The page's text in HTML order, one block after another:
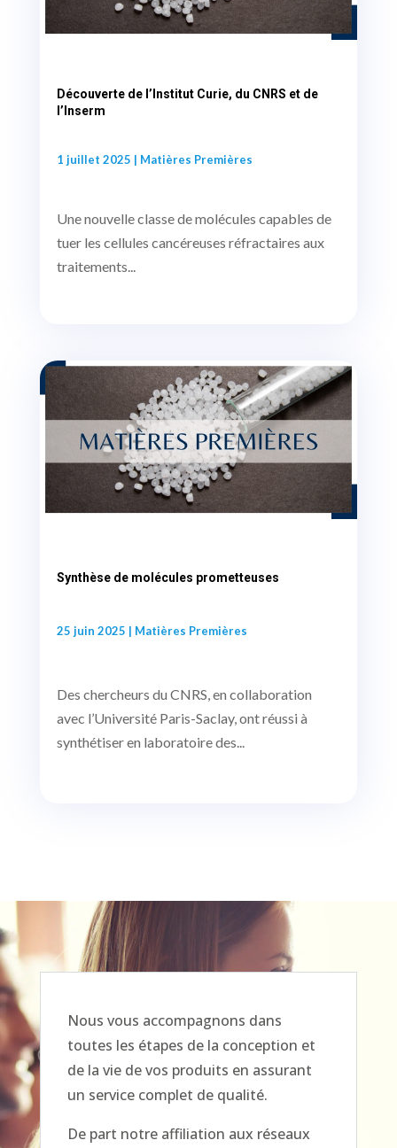
Découverte de l’Institut Curie, du CNRS et de
l’Inserm
1 juillet 2025 | Matières Premières
Une nouvelle classe de molécules capables de
tuer les cellules cancéreuses réfractaires aux
traitements...
Synthèse de molécules prometteuses
25 juin 2025 | Matières Premières
Des chercheurs du CNRS, en collaboration
avec l’Université Paris-Saclay, ont réussi à
synthétiser en laboratoire des...
Nous vous accompagnons dans
toutes les étapes de la conception et
de la vie de vos produits en assurant
un service complet de qualité.
De part notre affiliation aux réseaux